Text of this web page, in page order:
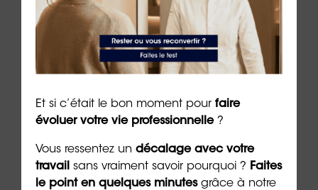
Découvrez leShadow Work Journal
, le livre
destiné à explorer votre part d’ombre
Auteur et rédacteur :Dr Emeric Lebreton,
ORIENTACTION (14/03/2024)
***
Passez gratuitement le test : « explorez
Et si c’était le bon moment pour faire
évoluer votre vie professionnelle?
Vous ressentez un décalage avec votre
travail sans vraiment savoir pourquoi ? Faites
le point en quelques minutesgrâce à notre